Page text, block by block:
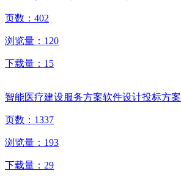
页数： 402
浏览量： 120
下载量： 15
智能医疗建设服务方案软件设计投标方案
页数： 1337
浏览量： 193
下载量： 29